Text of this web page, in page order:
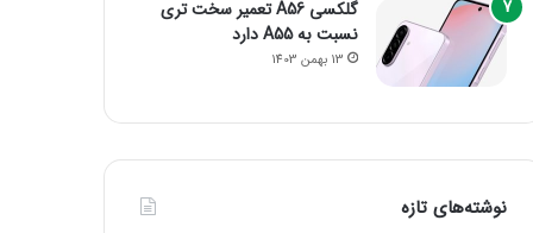
گلکسی A56 تعمیر سخت تری
نسبت به A55 دارد
13 بهمن 1403
نوشته‌های تازه